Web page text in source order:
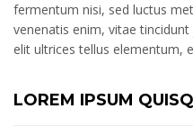
fermentum nisi, sed luctus
venenatis enim, vitae
elit ultrices tellus elementum,
LOREM IPSUM